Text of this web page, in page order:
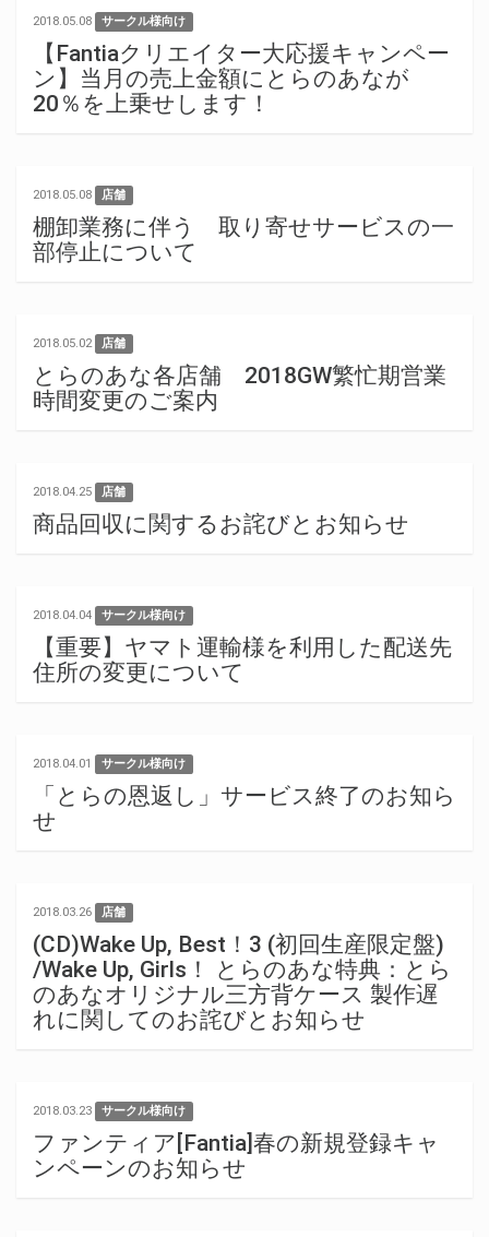
2018.05.08 サークル様向け
【Fantiaクリエイター大応援キャンペー
ン】当月の売上金額にとらのあなが
20％を上乗せします！
2018.05.08 店舗
棚卸業務に伴う 取り寄せサービスの一
部停止について
2018.05.02 店舗
とらのあな各店舗 2018GW繁忙期営業
時間変更のご案内
2018.04.25 店舗
商品回収に関するお詫びとお知らせ
2018.04.04 サークル様向け
【重要】ヤマト運輸様を利用した配送先
住所の変更について
2018.04.01 サークル様向け
「とらの恩返し」サービス終了のお知ら
せ
2018.03.26 店舗
(CD)Wake Up, Best！3 (初回生産限定盤)
/Wake Up, Girls！ とらのあな特典：とら
のあなオリジナル三方背ケース 製作遅
れに関してのお詫びとお知らせ
2018.03.23 サークル様向け
ファンティア[Fantia]春の新規登録キャ
ンペーンのお知らせ